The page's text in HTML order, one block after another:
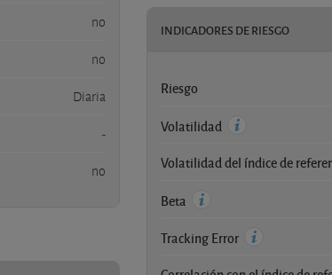
no
no
Diaria
-
no
INDICADORES DE RIESGO
Riesgo
Volatilidad
Volatilidad del índice de
Beta
Tracking Error